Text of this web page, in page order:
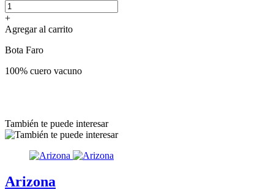
+
Agregar al carrito
Bota Faro
100% cuero vacuno
También te puede interesar
Arizona